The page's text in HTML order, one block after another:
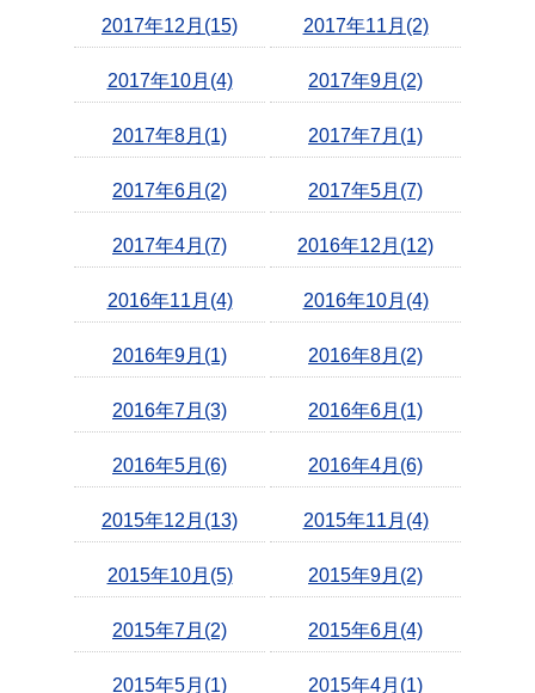
2017年12月(15) 2017年11月(2)
2017年10月(4) 2017年9月(2)
2017年8月(1) 2017年7月(1)
2017年6月(2) 2017年5月(7)
2017年4月(7) 2016年12月(12)
2016年11月(4) 2016年10月(4)
2016年9月(1) 2016年8月(2)
2016年7月(3) 2016年6月(1)
2016年5月(6) 2016年4月(6)
2015年12月(13) 2015年11月(4)
2015年10月(5) 2015年9月(2)
2015年7月(2) 2015年6月(4)
2015年5月(1) 2015年4月(1)